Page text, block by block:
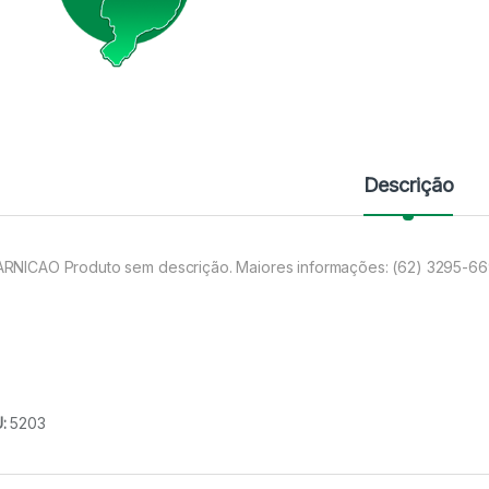
Descrição
Produto sem descrição. Maiores informações: (62) 3295-
5203